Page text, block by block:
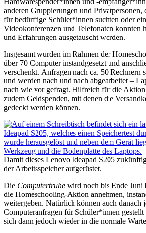
Hardwarespender*innen und -
anderen Gruppierungen und Privatpersonen,
für bedürftige Schüler*innen suchten oder
Videokonferenzen und Telefonaten konnten
und Erfahrungen ausgetauscht werden.
Insgesamt wurden im Rahmen der
über 70 Computer instandgesetzt und
verschenkt. Anfragen nach ca. 50 Rechnern
und werden nach und nach abgearbeitet –
nach wie vor gefragt. Hilfreich für die Aktion
zudem Geldspenden, mit denen die
gedeckt werden können.
Damit dieses Lenovo Ideapad S205
der Arbeitsspeicher aufgerüstet.
Die Computertruhe wird noch bis Ende Juni
die Homeschooling-Aktion annehmen,
weitergeben. Natürlich können auch danach
Computeranfragen für Schüler*innen gestellt
sich dann jedoch wieder in die normale